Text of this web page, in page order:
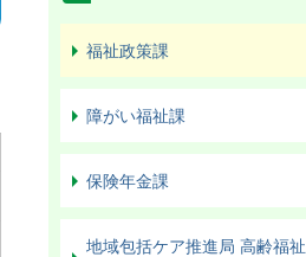
福祉政策課
障がい福祉課
保険年金課
地域包括ケア推進局 高齢福祉